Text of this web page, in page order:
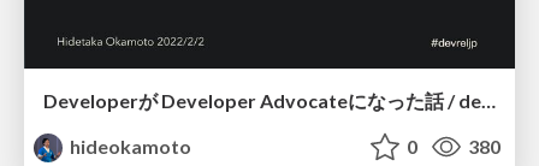
Developerが Developer Advocateになった話 / dev-rel-meetup-tokyo-71
hideokamoto
0 380